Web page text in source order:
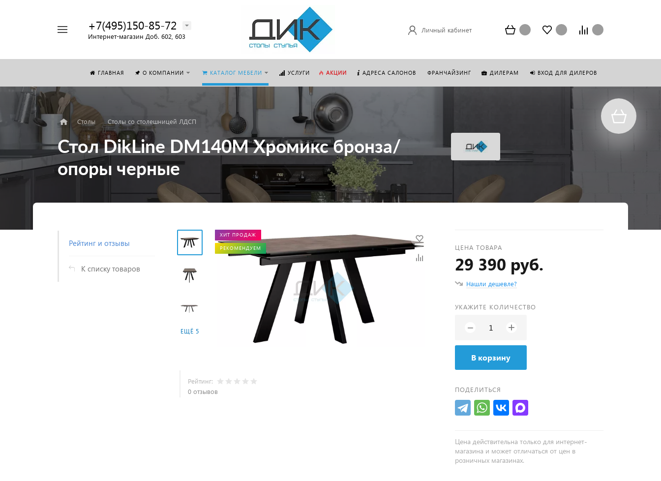
+7(495)150-85-72
Интернет-магазин Доб. 602, 603
Личный кабинет
ГЛАВНАЯ О КОМПАНИИ КАТАЛОГ МЕБЕЛИ УСЛУГИ АКЦИИ АДРЕСА САЛОНОВ ФРАНЧАЙЗИНГ ДИЛЕРАМ ВХОД ДЛЯ ДИЛЕРОВ
Столы Столы со столешницей ЛДСП
Стол DikLine DM140M Хромикс бронза/
опоры черные
Рейтинг и отзывы
К списку товаров
ЕЩЁ 5
ХИТ ПРОДАЖ
РЕКОМЕНДУЕМ
Рейтинг:
0 отзывов
ЦЕНА ТОВАРА
29 390 руб.
Нашли дешевле?
УКАЖИТЕ КОЛИЧЕСТВО
− +
В корзину
ПОДЕЛИТЬСЯ
Цена действительна только для интернет-
магазина и может отличаться от цен в
розничных магазинах.